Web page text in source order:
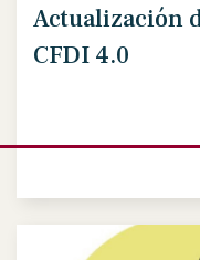
Actualización
CFDI 4.0